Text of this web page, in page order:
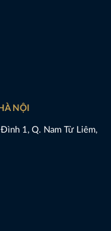
NỘI
1, Q. Nam Từ Liêm,